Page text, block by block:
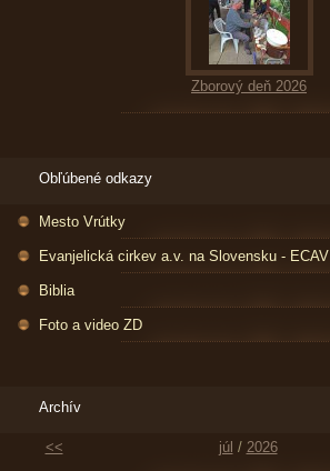
Zborový deň 2026
Obľúbené odkazy
Mesto Vrútky
Evanjelická cirkev a.v. na Slovensku - ECAV
Biblia
Foto a video ZD
Archív
<< júl / 2026